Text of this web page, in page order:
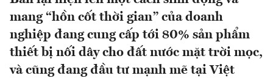
mang “hồn cốt thời gian” của doanh
nghiệp đang cung cấp tới 80% sản phẩm
thiết bị nối dây cho đất nước mặt trời mọc,
và cũng đang đầu tư mạnh mẽ tại Việt